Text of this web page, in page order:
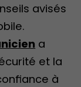
avisés
a
et la
à